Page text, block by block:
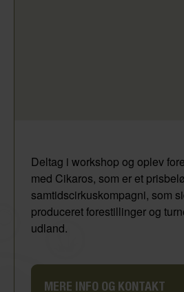
Deltag i workshop og oplev
med Cikaros, som er et
samtidscirkuskompagni, som
produceret forestillinger og
udland.
MERE INFO OG KONTAKT